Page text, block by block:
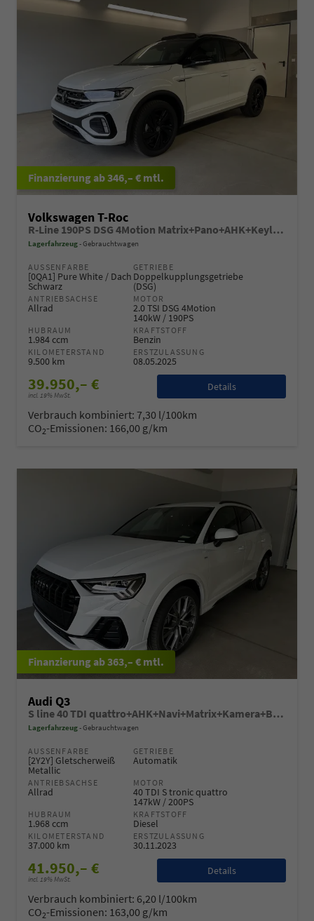
ab 346,– € mtl.
Volkswagen T-Roc
R-Line 190PS DSG 4Motion Matrix+Pano+AHK+Keyless+NaviPro+eHeck+GV5+Alu18
Lagerfahrzeug Gebrauchtwagen
AUSSENFARBE
[0QA1] Pure White / Dach
Schwarz
GETRIEBE
Doppelkupplungsgetriebe
(DSG)
ANTRIEBSACHSE
Allrad
MOTOR
2.0 TSI DSG 4Motion
140kW / 190PS
HUBRAUM
1.984 ccm
KRAFTSTOFF
Benzin
KILOMETERSTAND
9.500 km
ERSTZULASSUNG
08.05.2025
39.950,– €
incl. 19% MwSt.
Details
Verbrauch kombiniert: 7,30 l/100km
CO2-Emissionen: 166,00 g/km
ab 363,– € mtl.
Audi Q3
S line 40 TDI quattro+AHK+Navi+Matrix+Kamera+Black+GV5+Alu20+ParkAssist
Lagerfahrzeug Gebrauchtwagen
AUSSENFARBE
[2Y2Y] Gletscherweiß
Metallic
GETRIEBE
Automatik
ANTRIEBSACHSE
Allrad
MOTOR
40 TDI S tronic quattro
147kW / 200PS
HUBRAUM
1.968 ccm
KRAFTSTOFF
Diesel
KILOMETERSTAND
37.000 km
ERSTZULASSUNG
30.11.2023
41.950,– €
incl. 19% MwSt.
Details
Verbrauch kombiniert: 6,20 l/100km
CO2-Emissionen: 163,00 g/km